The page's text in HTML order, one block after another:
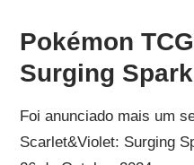
Pokémon
Surging
Foi anunciado mais um
Scarlet&Violet: Surging